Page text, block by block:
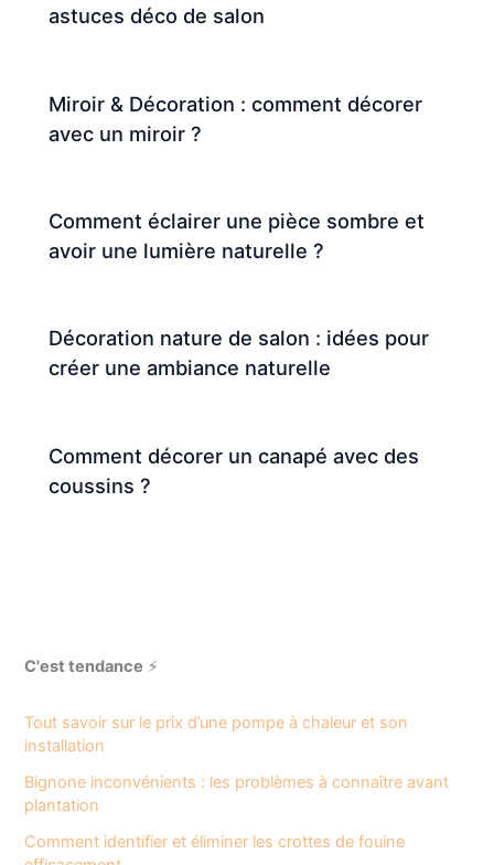
astuces déco de salon
Miroir & Décoration : comment décorer
avec un miroir ?
Comment éclairer une pièce sombre et
avoir une lumière naturelle ?
Décoration nature de salon : idées pour
créer une ambiance naturelle
Comment décorer un canapé avec des
coussins ?
C'est tendance ⚡
Tout savoir sur le prix d’une pompe à chaleur et son
installation
Bignone inconvénients : les problèmes à connaître avant
plantation
Comment identifier et éliminer les crottes de fouine